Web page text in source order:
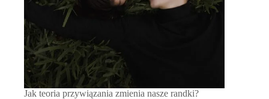
Jak teoria przywiązania zmienia nasze randki?